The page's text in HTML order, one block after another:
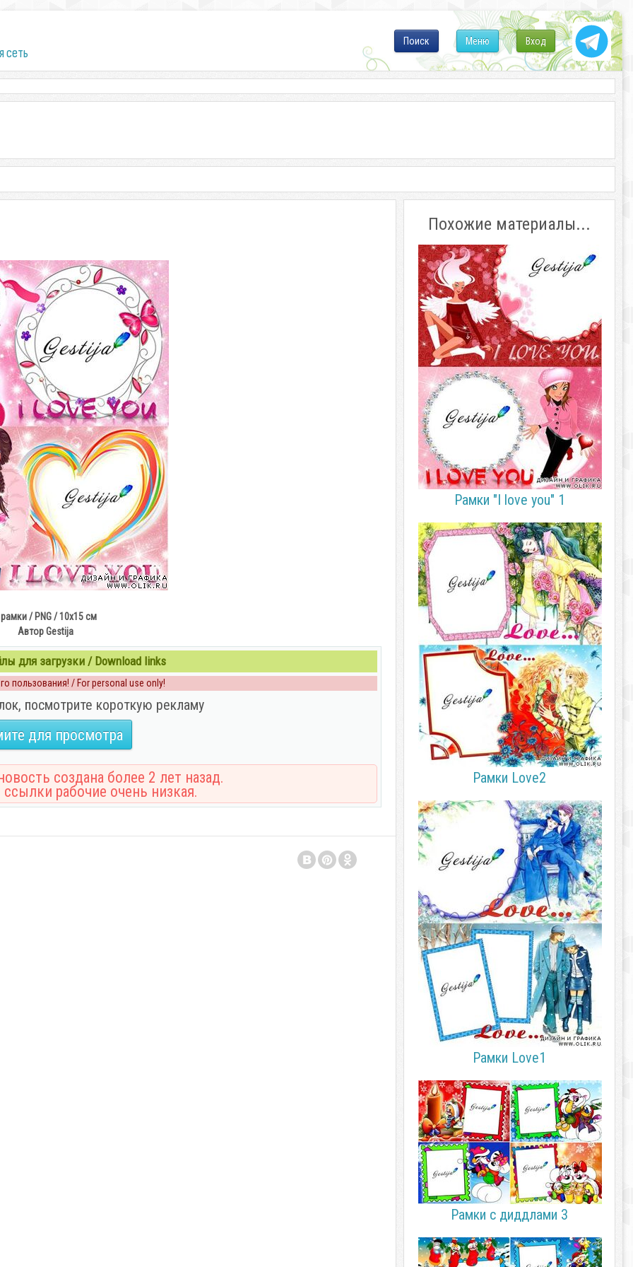
сеть
Вход
Меню
Поиск
/ PNG / 10x15 см
Автор Gestija
для загрузки / Download links
пользования! / For personal use only!
посмотрите короткую рекламу
для просмотра
создана более 2 лет назад.
рабочие очень низкая.
Похожие материалы...
Рамки "I love you" 1
Рамки Love2
Рамки Love1
Рамки с диддлами 3